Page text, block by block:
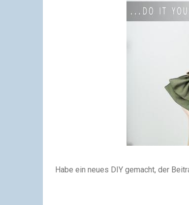
Habe ein neues DIY gemacht, der